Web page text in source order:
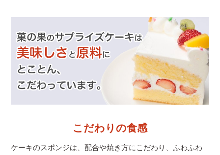
こだわりの食感
ケーキのスポンジは、配合や焼き方にこだわり、ふわふわ